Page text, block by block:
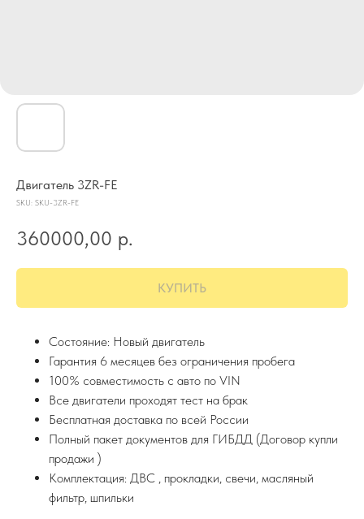
Двигатель 3ZR-FE
SKU: SKU-3ZR-FE
360000,00 р.
КУПИТЬ
Состояние: Новый двигатель
Гарантия 6 месяцев без ограничения пробега
100% совместимость с авто по VIN
Все двигатели проходят тест на брак
Бесплатная доставка по всей России
Полный пакет документов для ГИБДД (Договор купли
продажи )
Комплектация: ДВС , прокладки, свечи, масляный
фильтр, шпильки